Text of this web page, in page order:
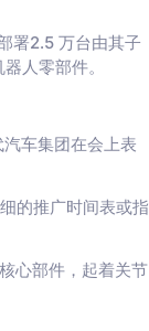
署2.5 万台由其子
人零部件。
车集团在会上表
的推广时间表或指
心部件，起着关节